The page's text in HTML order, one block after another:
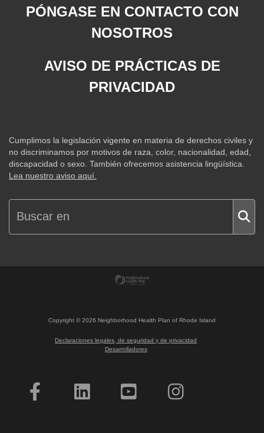
PÓNGASE EN CONTACTO CON
NOSOTROS
AVISO DE PRÁCTICAS DE
PRIVACIDAD
Cumplimos la legislación vigente en materia de derechos civiles y
no discriminamos por motivos de raza, color, nacionalidad, edad,
discapacidad o sexo. También ofrecemos asistencia lingüística.
Lea nuestro aviso aquí.
Copyright ©2026 Neighborhood Health Plan of Rhode Island
Declaraciones legales, de seguridad y de privacidad
Desarrolladores